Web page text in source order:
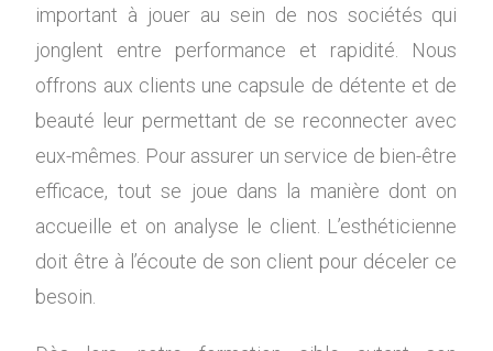
important à jouer au sein de nos sociétés qui
jonglent entre performance et rapidité. Nous
offrons aux clients une capsule de détente et de
beauté leur permettant de se reconnecter avec
eux-mêmes. Pour assurer un service de bien-être
efficace, tout se joue dans la manière dont on
accueille et on analyse le client. L’esthéticienne
doit être à l’écoute de son client pour déceler ce
besoin.